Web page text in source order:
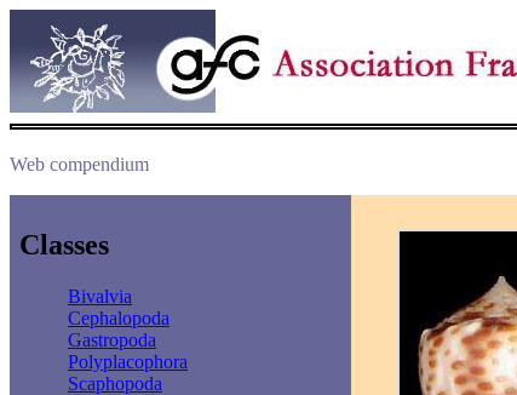
Web compendium
Classes
Bivalvia
Cephalopoda
Gastropoda
Polyplacophora
Scaphopoda